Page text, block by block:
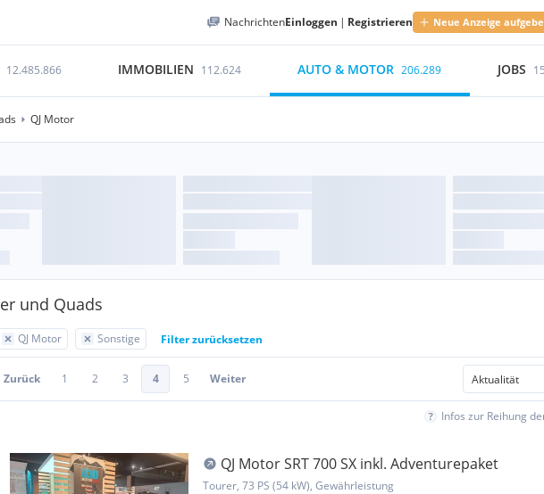
NachrichtenEinloggen | Registrieren Neue Anzeige
12.485.866 IMMOBILIEN 112.624 AUTO & MOTOR 206.289 JOBS
QJ Motor
und Quads
QJ Motor Sonstige Filter zurücksetzen
Zurück 1 2 3 4 5 Weiter
Infos zur Reihung
QJ Motor SRT 700 SX inkl. Adventurepaket
Tourer, 73 PS (54 kW), Gewährleistung